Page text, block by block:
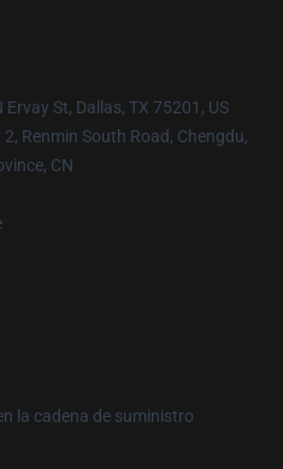
Ervay St, Dallas, TX 75201, US
2, Renmin South Road, Chengdu,
CN
la cadena de suministro